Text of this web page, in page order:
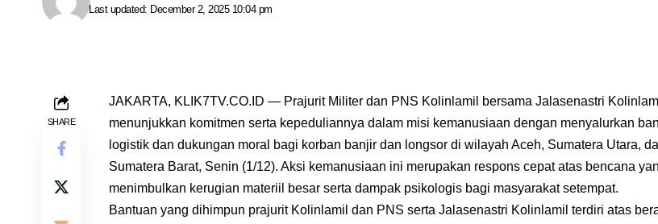
Last updated: December 2, 2025 10:04 pm
SHARE
JAKARTA, KLIK7TV.CO.ID — Prajurit Militer dan PNS Kolinlamil bersama Jalasenastri
menunjukkan komitmen serta kepeduliannya dalam misi kemanusiaan dengan menyalurkan
logistik dan dukungan moral bagi korban banjir dan longsor di wilayah Aceh, Sumatera Utara,
Sumatera Barat, Senin (1/12). Aksi kemanusiaan ini merupakan respons cepat atas bencana
menimbulkan kerugian materiil besar serta dampak psikologis bagi masyarakat setempat.
Bantuan yang dihimpun prajurit Kolinlamil dan PNS serta Jalasenastri Kolinlamil terdiri atas